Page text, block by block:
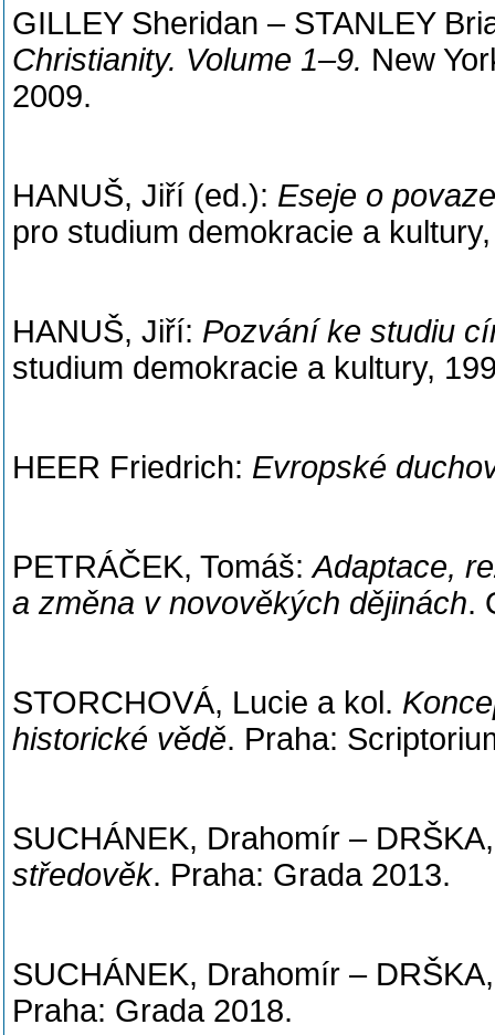
GILLEY Sheridan – STANLEY
Christianity. Volume 1–9. New
2009.
HANUŠ, Jiří (ed.): Eseje o
pro studium demokracie a
HANUŠ, Jiří: Pozvání ke studiu
studium demokracie a kultury,
HEER Friedrich: Evropské
PETRÁČEK, Tomáš:Adaptace,
a změna v novověkých dějinách.
STORCHOVÁ, Lucie a kol.
historické vědě. Praha:
SUCHÁNEK, Drahomír –
středověk. Praha: Grada 2013.
SUCHÁNEK, Drahomír –
Praha: Grada 2018.